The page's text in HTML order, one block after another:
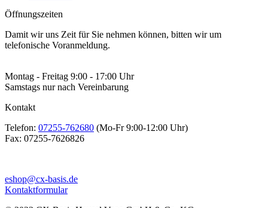
Öffnungszeiten
Damit wir uns Zeit für Sie nehmen können, bitten wir um
telefonische Voranmeldung.
Montag - Freitag 9:00 - 17:00 Uhr
Samstags nur nach Vereinbarung
Kontakt
Telefon: 07255-762680 (Mo-Fr 9:00-12:00 Uhr)
Fax: 07255-7626826
eshop@cx-basis.de
Kontaktformular